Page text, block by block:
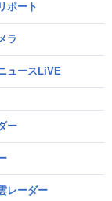
ポート
ラ
ュースLiVE
ー
レーダー